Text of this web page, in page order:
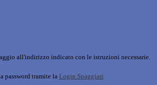
all'indirizzo indicato con le istruzioni necessarie.
password tramite la Login Spaggiari